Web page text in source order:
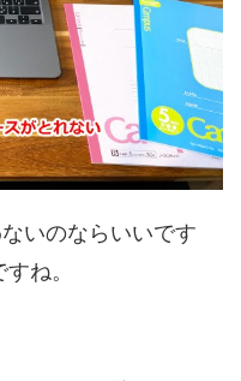
いのならいいです
すね。